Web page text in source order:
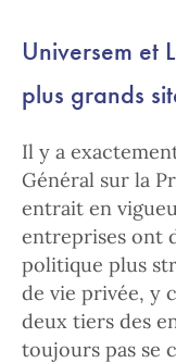
Universem et
plus grands
Il y a
Général sur la
entrait en
entreprises ont
politique plus
de vie privée, y
deux tiers des
toujours pas se